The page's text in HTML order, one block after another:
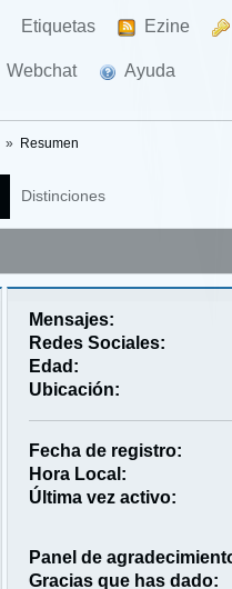
Etiquetas Ezine
Webchat Ayuda
» Resumen
Distinciones
Mensajes:
Redes Sociales:
Edad:
Ubicación:
Fecha de registro:
Hora Local:
Última vez activo:
Panel de
Gracias que has dado: